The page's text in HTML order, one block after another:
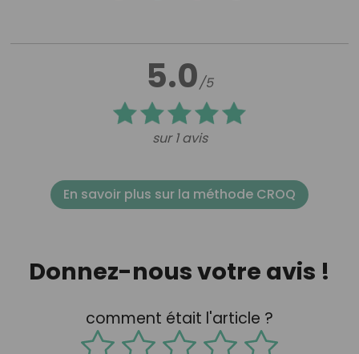
5.0/5
sur 1 avis
En savoir plus sur la méthode CROQ
Donnez-nous votre avis !
comment était l'article ?